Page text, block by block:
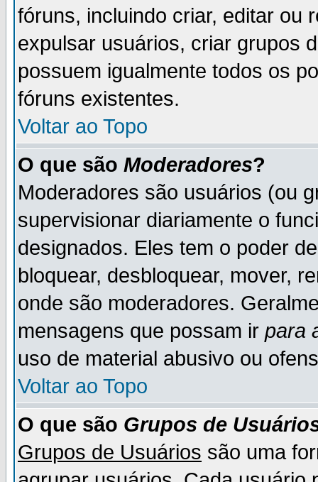
fóruns, incluindo criar, editar ou
expulsar usuários, criar grupos
possuem igualmente todos os
fóruns existentes.
Voltar ao Topo
O que são Moderadores?
Moderadores são usuários (ou
supervisionar diariamente o
designados. Eles tem o poder
bloquear, desbloquear, mover,
onde são moderadores.
mensagens que possam ir para
uso de material abusivo ou
Voltar ao Topo
O que são Grupos de
Grupos de Usuários são uma